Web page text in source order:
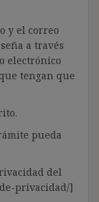
y el correo
a través
electrónico
tengan que
pueda
del
privacidad/]